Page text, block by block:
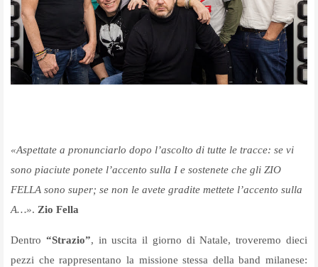
«Aspettate a pronunciarlo dopo l’ascolto di tutte le tracce: se vi
sono piaciute ponete l’accento sulla I e sostenete che gli ZIO
FELLA sono super; se non le avete gradite mettete l’accento sulla
A…». Zio Fella
Dentro “Strazio”, in uscita il giorno di Natale, troveremo dieci
pezzi che rappresentano la missione stessa della band milanese: